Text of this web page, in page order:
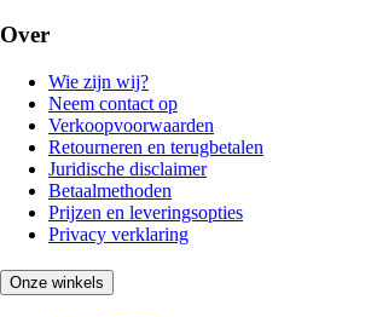
Over
Wie zijn wij?
Neem contact op
Verkoopvoorwaarden
Retourneren en terugbetalen
Juridische disclaimer
Betaalmethoden
Prijzen en leveringsopties
Privacy verklaring
Onze winkels